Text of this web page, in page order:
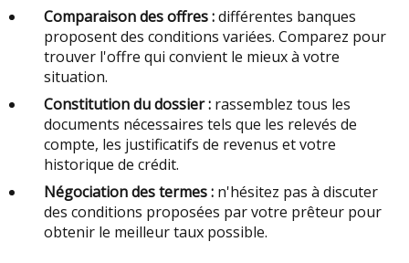
Comparaison des offres :différentes banques
proposent des conditions variées. Comparez pour
trouver l'offre qui convient le mieux à votre
situation.
Constitution du dossier : rassemblez tous les
documents nécessaires tels que les relevés de
compte, les justificatifs de revenus et votre
historique de crédit.
Négociation des termes : n'hésitez pas à discuter
des conditions proposées par votre prêteur pour
obtenir le meilleur taux possible.